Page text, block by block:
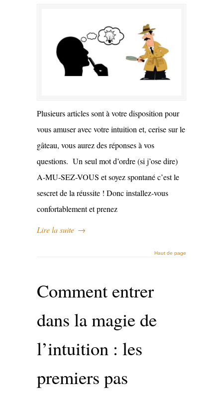
Plusieurs articles sont à votre disposition pour
vous amuser avec votre intuition et, cerise sur le
gâteau, vous aurez des réponses à vos
questions. Un seul mot d’ordre (si j’ose dire)
A-MU-SEZ-VOUS et soyez spontané c’est le
sescret de la réussite ! Donc installez-vous
confortablement et prenez
Lire la suite →
Haut de page
Comment entrer
dans la magie de
l’intuition : les
premiers pas